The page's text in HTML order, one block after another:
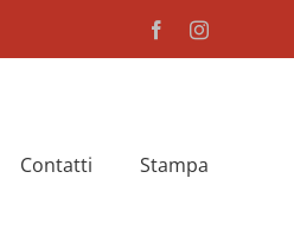
FacebookInstagram
Contatti Stampa